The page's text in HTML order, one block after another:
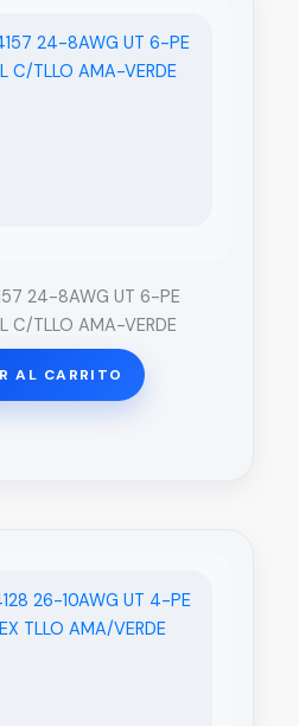
24-8AWG UT 6-PE
C/TLLO AMA-VERDE
AL CARRITO